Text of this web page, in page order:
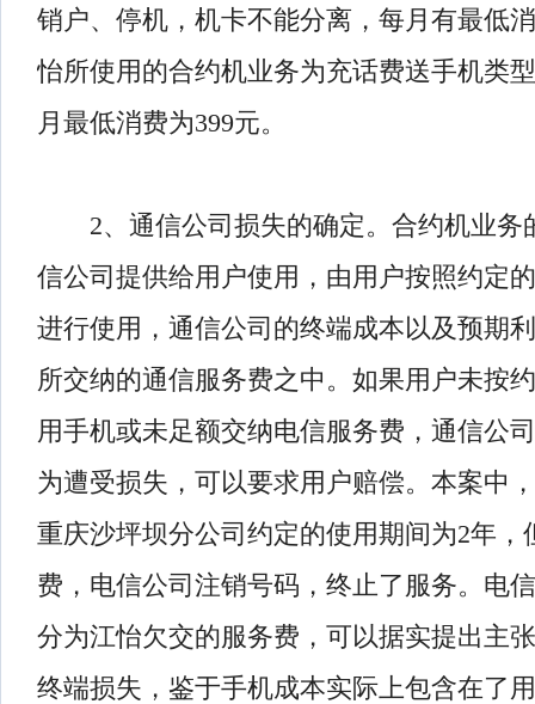
销户、停机，机卡不能分离，每月有最低
怡所使用的合约机业务为充话费送手机类
月最低消费为399元。
2、通信公司损失的确定。合约机业务
信公司提供给用户使用，由用户按照约定
进行使用，通信公司的终端成本以及预期
所交纳的通信服务费之中。如果用户未按
用手机或未足额交纳电信服务费，通信公
为遭受损失，可以要求用户赔偿。本案中
重庆沙坪坝分公司约定的使用期间为2年，
费，电信公司注销号码，终止了服务。电
分为江怡欠交的服务费，可以据实提出主
终端损失，鉴于手机成本实际上包含在了